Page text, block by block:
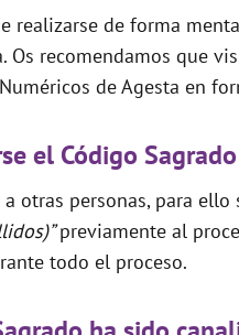
realizarse de forma
Os recomendamos que
de Agesta en
el Código
a otras personas, para
previamente al
todo el proceso.